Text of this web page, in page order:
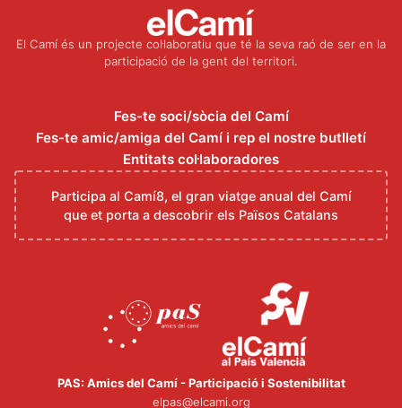
El Camí és un projecte col·laboratiu que té la seva raó de ser en la
participació de la gent del territori.
Fes-te soci/sòcia del Camí
Fes-te amic/amiga del Camí i rep el nostre butlletí
Entitats col·laboradores
Participa al Camí8, el gran viatge anual del Camí
que et porta a descobrir els Països Catalans
PAS: Amics del Camí - Participació i Sostenibilitat
elpas@elcami.org